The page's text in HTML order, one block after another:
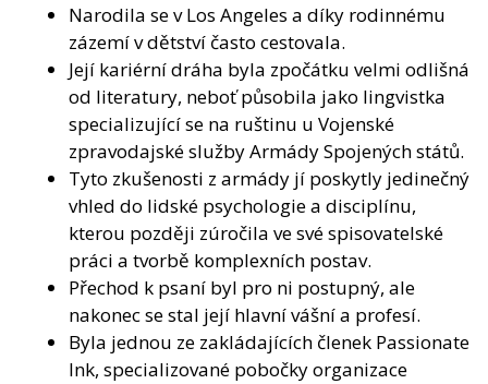
Narodila se v Los Angeles a díky rodinnému
zázemí v dětství často cestovala.
Její kariérní dráha byla zpočátku velmi odlišná
od literatury, neboť působila jako lingvistka
specializující se na ruštinu u Vojenské
zpravodajské služby Armády Spojených států.
Tyto zkušenosti z armády jí poskytly jedinečný
vhled do lidské psychologie a disciplínu,
kterou později zúročila ve své spisovatelské
práci a tvorbě komplexních postav.
Přechod k psaní byl pro ni postupný, ale
nakonec se stal její hlavní vášní a profesí.
Byla jednou ze zakládajících členek Passionate
Ink, specializované pobočky organizace